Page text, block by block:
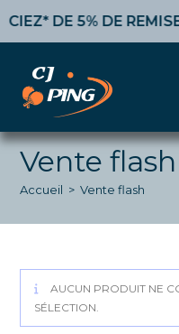
DE 5% DE REMISEà
Vente flash
Accueil > Vente flash
AUCUN PRODUIT NE
SÉLECTION.